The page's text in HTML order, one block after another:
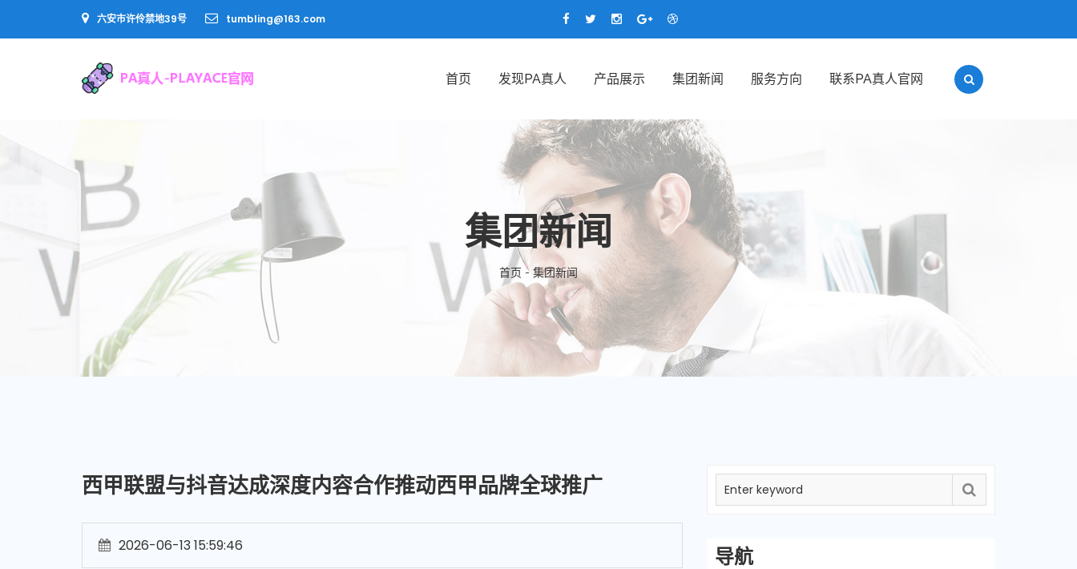
六安市许伶禁地39号 tumbling@163.com
首页 发现PA真人 产品展示 集团新闻 服务方向 联系PA真人官网
集团新闻
首页 - 集团新闻
西甲联盟与抖音达成深度内容合作推动西甲品牌全球推广
2026-06-13 15:59:46 导航